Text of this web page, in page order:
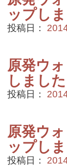
ップし
投稿日：
原発ウ
しました
投稿日：
原発ウ
ップし
投稿日：